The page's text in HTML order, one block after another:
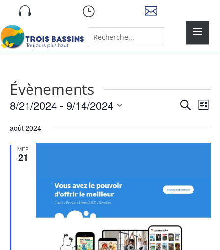
 } 
for...
Évènements
de
Recherche
de
Liste
8/21/2024 - 9/14/2024
une
août 2024
MER
21